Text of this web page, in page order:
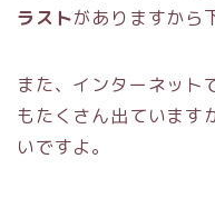
ラストがありますから
また、インターネット
もたくさん出ています
いですよ。